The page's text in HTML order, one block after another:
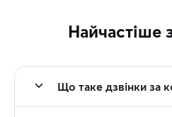
Найчастіше
Що таке дзвінки за